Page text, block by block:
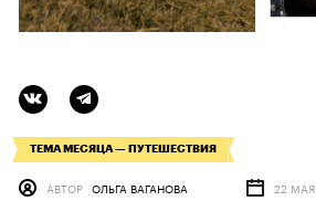
ТЕМА МЕСЯЦА — ПУТЕШЕСТВИЯ
АВТОР ОЛЬГА ВАГАНОВА 22